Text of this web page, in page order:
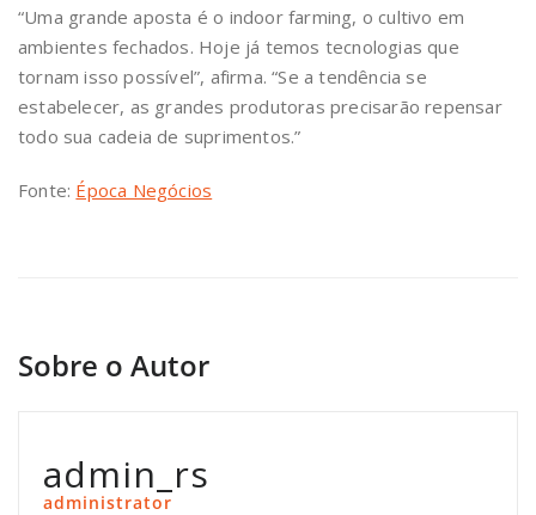
“Uma grande aposta é o indoor farming, o cultivo em
ambientes fechados. Hoje já temos tecnologias que
tornam isso possível”, afirma. “Se a tendência se
estabelecer, as grandes produtoras precisarão repensar
todo sua cadeia de suprimentos.”
Fonte: Época Negócios
Sobre o Autor
admin_rs
administrator